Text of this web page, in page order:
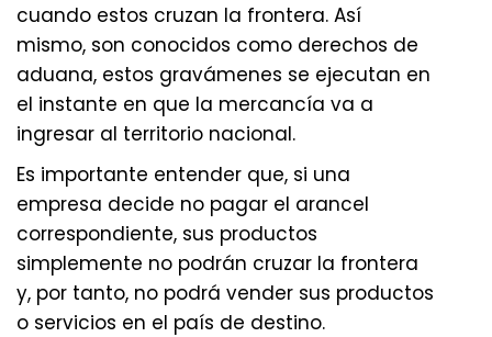
cuando estos cruzan la frontera. Así
mismo, son conocidos como derechos de
aduana, estos gravámenes se ejecutan en
el instante en que la mercancía va a
ingresar al territorio nacional.
Es importante entender que, si una
empresa decide no pagar el arancel
correspondiente, sus productos
simplemente no podrán cruzar la frontera
y, por tanto, no podrá vender sus productos
o servicios en el país de destino.